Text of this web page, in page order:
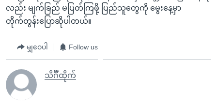
လည်း မျက်ခြည် မပြတ်ကြဖို့ ပြည်သူတွေကို မွေးနေ့မှာ
တိုက်တွန်းပြောဆိုပါတယ်။
မျှဝေပါ Follow us
သိင်္ဂီထိုက်